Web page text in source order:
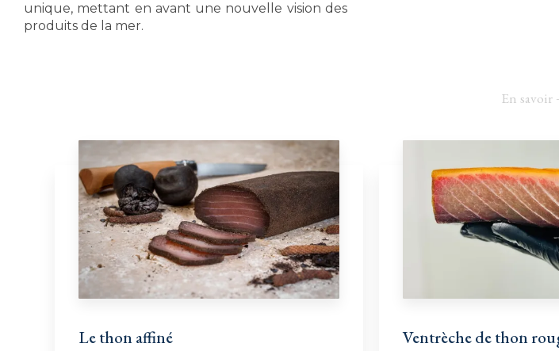
unique, mettant en avant une nouvelle vision des
produits de la mer.
En savoir
Le thon affiné Ventrèche de thon